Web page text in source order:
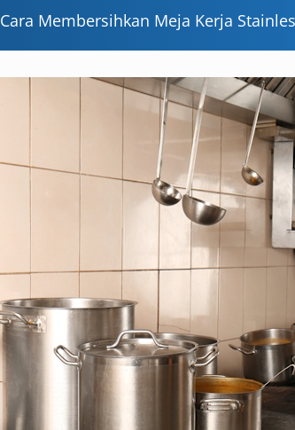
Cara Membersihkan Meja Kerja